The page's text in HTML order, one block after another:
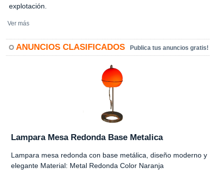
explotación.
Ver más
ANUNCIOS CLASIFICADOS Publica tus anuncios gratis!
Lampara Mesa Redonda Base Metalica
Lampara mesa redonda con base metálica, diseño moderno y
elegante Material: Metal Redonda Color Naranja